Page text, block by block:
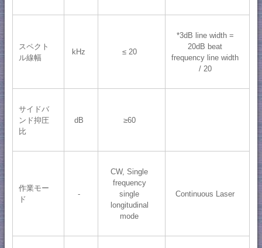
スペクト
ル線幅
kHz ≤ 20
*3dB line width =
20dB beat
frequency line width
/ 20
サイドバ
ンド抑圧
比
dB ≥60
作業モー
ド
-
CW, Single
frequency
single
longitudinal
mode
Continuous Laser